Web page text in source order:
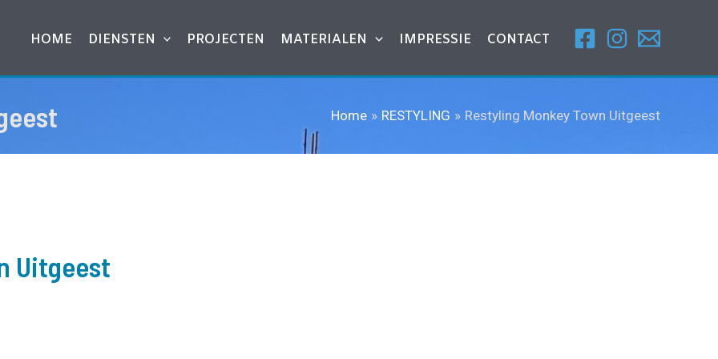
HOME DIENSTEN PROJECTEN MATERIALEN IMPRESSIE CONTACT
Home RESTYLING Restyling Monkey Town Uitgeest
Uitgeest